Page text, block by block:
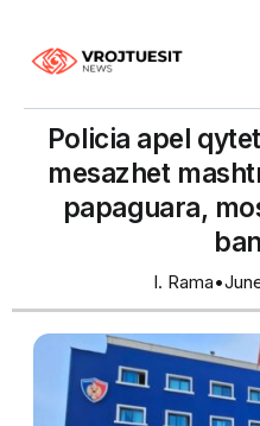
Policia apel
mesazhet
papaguara,
I. Rama•